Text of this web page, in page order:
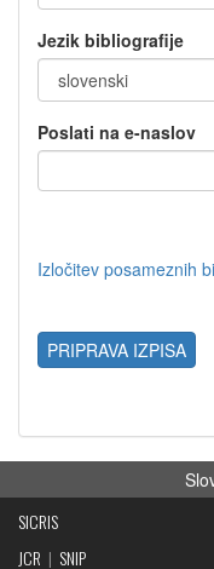
Jezik bibliografije
Poslati na e-naslov
Izločitev posameznih
PRIPRAVA IZPISA
SICRIS
JCR | SNIP